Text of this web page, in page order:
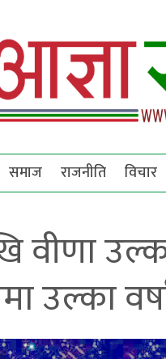
समाज राजनीति विचार
उल्का
उल्का